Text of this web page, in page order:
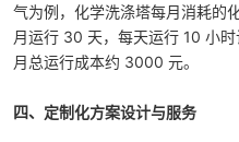
气为例，化学洗涤塔每月消耗的
月运行 30 天，每天运行 10 小
月总运行成本约 3000 元。
四、定制化方案设计与服务